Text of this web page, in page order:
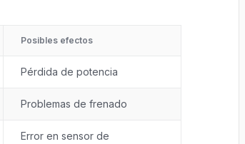
Posibles efectos
Pérdida de potencia
Problemas de frenado
Error en sensor de